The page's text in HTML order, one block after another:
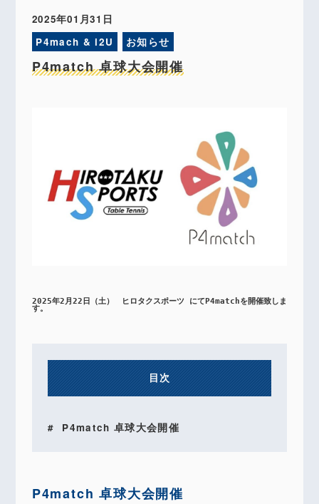
2025年01月31日
P4mach & i2U
お知らせ
P4match 卓球大会開催
2025年2月22日（土）　ヒロタクスポーツ にてP4matchを開催致しま
す。
目次
P4match 卓球大会開催
P4match 卓球大会開催